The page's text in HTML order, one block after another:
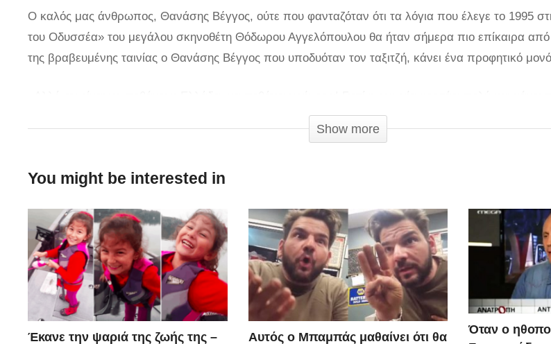
Ο καλός μας άνθρωπος, Θανάσης Βέγγος, ούτε που φανταζόταν ότι τα λόγια που έλεγε το 1995
του Οδυσσέα» του μεγάλου σκηνοθέτη Θόδωρου Αγγελόπουλου θα ήταν σήμερα πιο επίκαιρα
της βραβευμένης ταινίας ο Θανάσης Βέγγος που υποδυόταν τον ταξιτζή, κάνει ένα προφητικό
χρόνια μετά, οι λέξεις μοιάζουν να έχουν γραφτεί χτες! Δείτε την χαρακτηριστική σκηνή της
Show more
You might be interested in
Έκανε την ψαριά της ζωής της –
Αυτός ο Μπαμπάς μαθαίνει ότι θα
Όταν ο